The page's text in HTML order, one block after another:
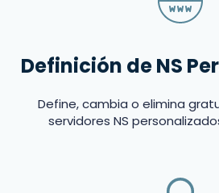
Definición de NS
Define, cambia o elimina
servidores NS